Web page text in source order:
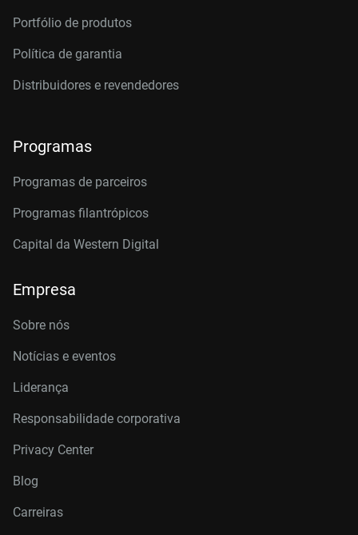
Portfólio de produtos
Política de garantia
Distribuidores e revendedores
Programas
Programas de parceiros
Programas filantrópicos
Capital da Western Digital
Empresa
Sobre nós
Notícias e eventos
Liderança
Responsabilidade corporativa
Privacy Center
Blog
Carreiras